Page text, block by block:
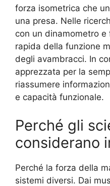
forza isometrica che
una presa. Nelle
con un dinamometro e
rapida della funzione
degli avambracci. In
apprezzata per la
riassumere
e capacità funzionale.
Perché gli
considerano
Perché la forza della
sistemi diversi. Dai